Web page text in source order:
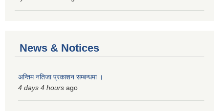
News & Notices
अन्तिम नतिजा प्रकाशन सम्बन्धमा ।
4 days 4 hours ago